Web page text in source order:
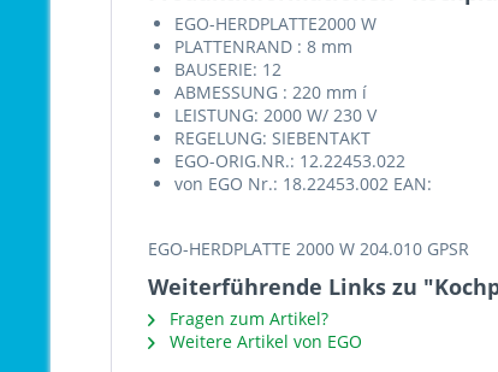
EGO-HERDPLATTE2000 W
PLATTENRAND : 8 mm
BAUSERIE: 12
ABMESSUNG : 220 mm í
LEISTUNG: 2000 W/ 230 V
REGELUNG: SIEBENTAKT
EGO-ORIG.NR.: 12.22453.022
von EGO Nr.: 18.22453.002 EAN:
EGO-HERDPLATTE 2000 W 204.010 GPSR
Weiterführende Links zu
Fragen zum Artikel?
Weitere Artikel von EGO